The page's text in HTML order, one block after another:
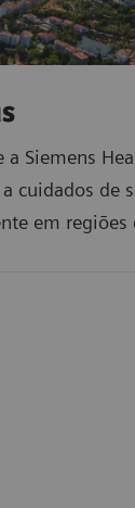
Siemens
cuidados de
em regiões